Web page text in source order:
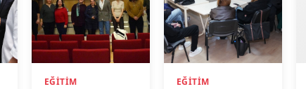
EĞİTİM EĞİTİM